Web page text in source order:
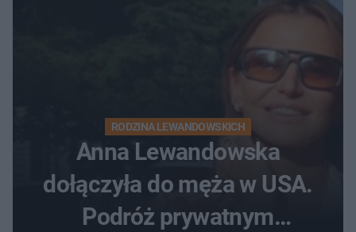
RODZINA LEWANDOWSKICH
Anna Lewandowska
dołączyła do męża w USA.
Podróż prywatnym